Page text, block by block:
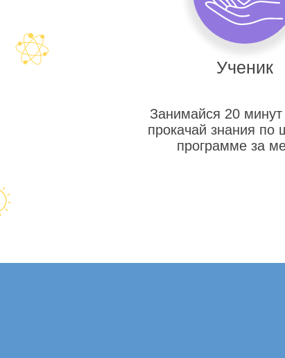
Ученик
Занимайся 20
прокачай знания по
программе за